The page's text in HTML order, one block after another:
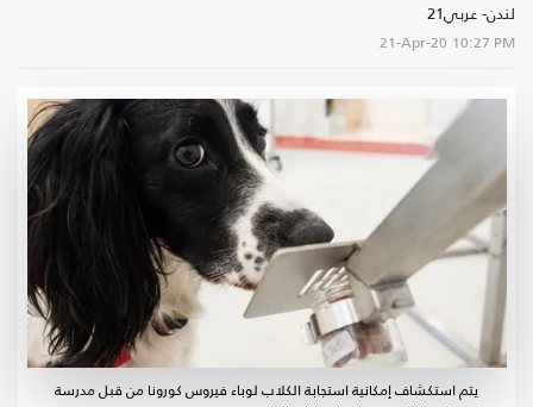
لندن- عربي21
21-Apr-20 10:27 PM
يتم استكشاف إمكانية استجابة الكلاب لوباء فيروس كورونا من قبل مدرسة